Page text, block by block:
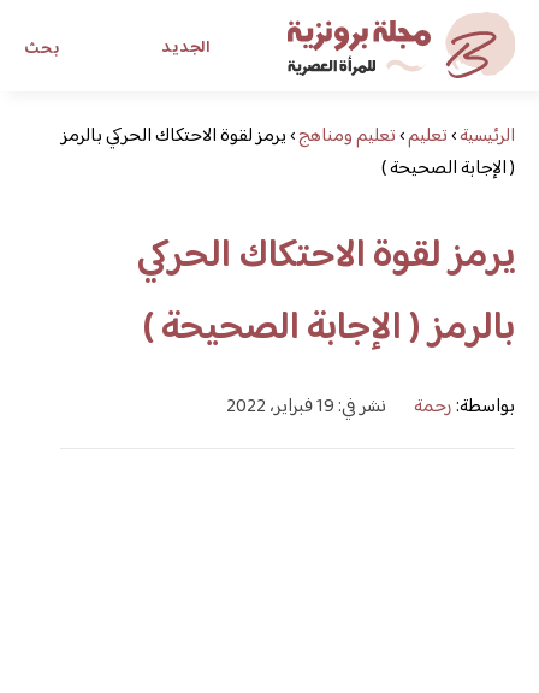
بحث الجديد
مجلة برونزية للفتاة العصريةالرئيسية›تعليم›تعليم ومناهج›يرمز لقوة الاحتكاك الحركي بالرمز
( الإجابة الصحيحة )
يرمز لقوة الاحتكاك الحركي
بالرمز ( الإجابة الصحيحة )
بواسطة:رحمة نشر في: 19 فبراير، 2022